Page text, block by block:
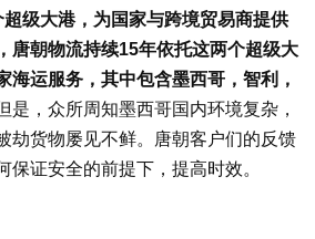
级大港，为国家与跨境贸易商提供
唐朝物流持续15年依托这两个超级大
海运服务，其中包含墨西哥，智利，
是，众所周知墨西哥国内环境复杂，
劫货物屡见不鲜。唐朝客户们的反馈
保证安全的前提下，提高时效。